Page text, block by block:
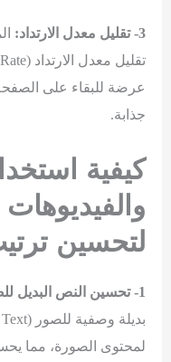
3- تقليل معدل الارتداد:
عرضة للبقاء على
جذابة.
كيفية
لتحسين
1- تحسين النص البديل للصور (Alt Text):
لمحتوى الصورة، مما